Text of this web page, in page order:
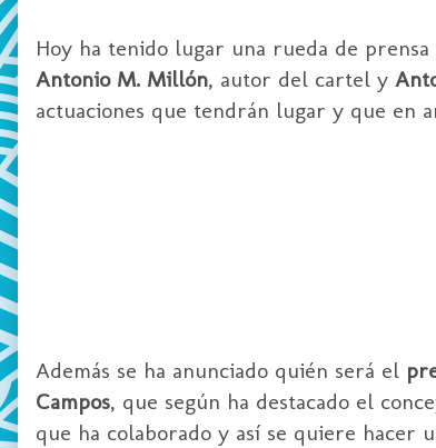
Hoy ha tenido lugar una rueda de
Antonio M. Millón, autor del cartel y
actuaciones que tendrán lugar y que en
Además se ha anunciado quién será el
Campos, que según ha destacado el
que ha colaborado y así se quiere hacer